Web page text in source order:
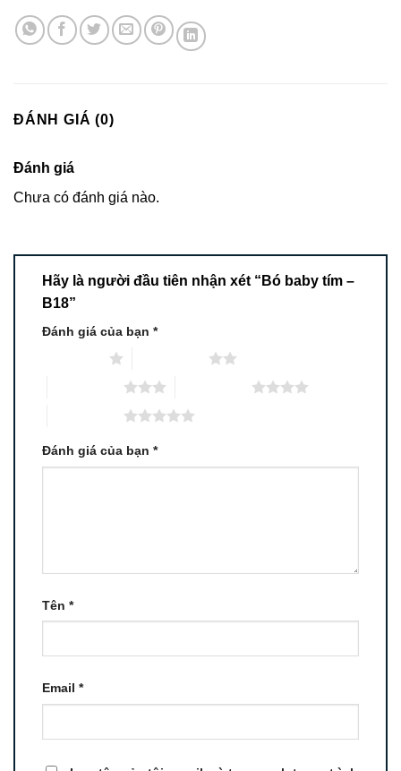
ĐÁNH GIÁ (0)
Đánh giá
Chưa có đánh giá nào.
Hãy là người đầu tiên nhận xét “Bó baby tím –
B18”
Đánh giá của bạn *
Đánh giá của bạn *
Tên *
Email *